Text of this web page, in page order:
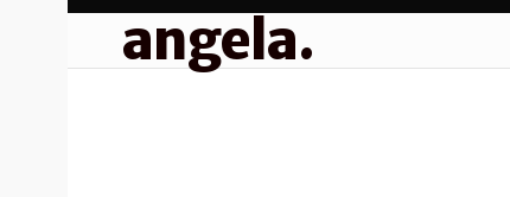
angela.